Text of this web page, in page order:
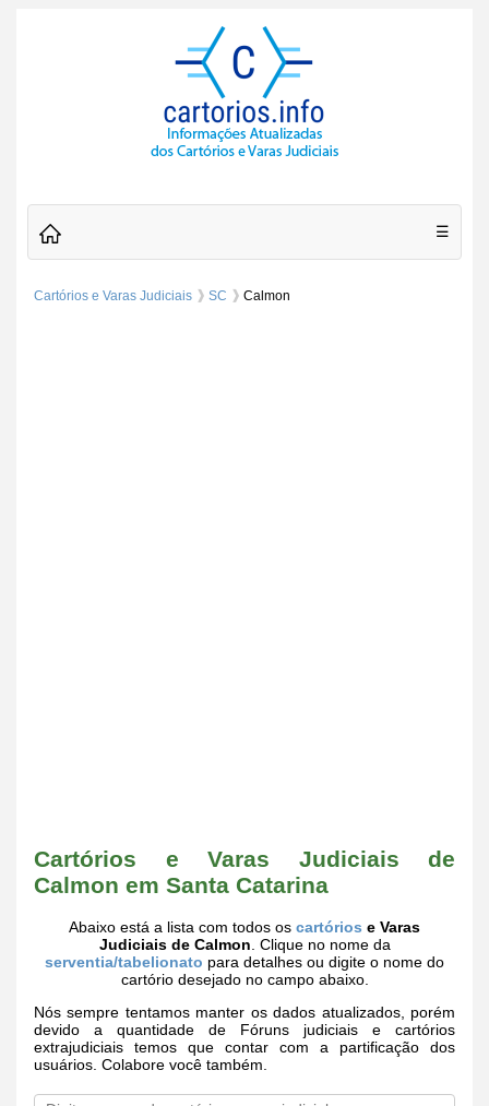
☰
Cartórios e Varas Judiciais SC Calmon
Cartórios e Varas Judiciais de
Calmon em Santa Catarina
Abaixo está a lista com todos os cartórios e Varas
Judiciais de Calmon . Clique no nome da
serventia/tabelionato para detalhes ou digite o nome do
cartório desejado no campo abaixo.
Nós sempre tentamos manter os dados atualizados, porém
devido a quantidade de Fóruns judiciais e cartórios
extrajudiciais temos que contar com a partificação dos
usuários. Colabore você também.